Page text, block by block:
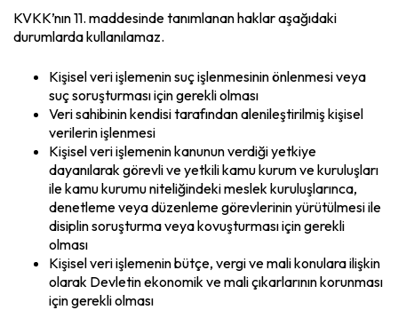
KVKK’nın 11. maddesinde tanımlanan haklar aşağıdaki
durumlarda kullanılamaz.
Kişisel veri işlemenin suç işlenmesinin önlenmesi veya
suç soruşturması için gerekli olması
Veri sahibinin kendisi tarafından alenileştirilmiş kişisel
verilerin işlenmesi
Kişisel veri işlemenin kanunun verdiği yetkiye
dayanılarak görevli ve yetkili kamu kurum ve kuruluşları
ile kamu kurumu niteliğindeki meslek kuruluşlarınca,
denetleme veya düzenleme görevlerinin yürütülmesi ile
disiplin soruşturma veya kovuşturması için gerekli
olması
Kişisel veri işlemenin bütçe, vergi ve mali konulara ilişkin
olarak Devletin ekonomik ve mali çıkarlarının korunması
için gerekli olması